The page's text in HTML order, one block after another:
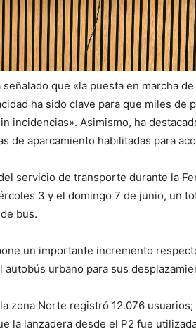
señalado que «la puesta en marcha
ha sido clave para que miles de
incidencias». Asimismo, ha
de aparcamiento habilitadas para
servicio de transporte durante la
3 y el domingo 7 de junio, un
bus.
un importante incremento
autobús urbano para sus
zona Norte registró 12.076
la lanzadera desde el P2 fue